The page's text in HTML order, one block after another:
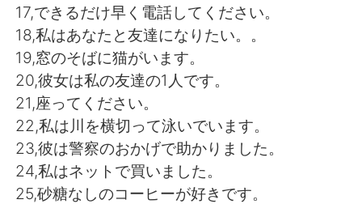
17,できるだけ早く電話してください。
18,私はあなたと友達になりたい。。
19,窓のそばに猫がいます。
20,彼女は私の友達の1人です。
21,座ってください。
22,私は川を横切って泳いでいます。
23,彼は警察のおかげで助かりました。
24,私はネットで買いました。
25,砂糖なしのコーヒーが好きです。